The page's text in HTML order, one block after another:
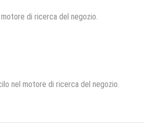
di ricerca del negozio.
nel motore di ricerca del negozio.